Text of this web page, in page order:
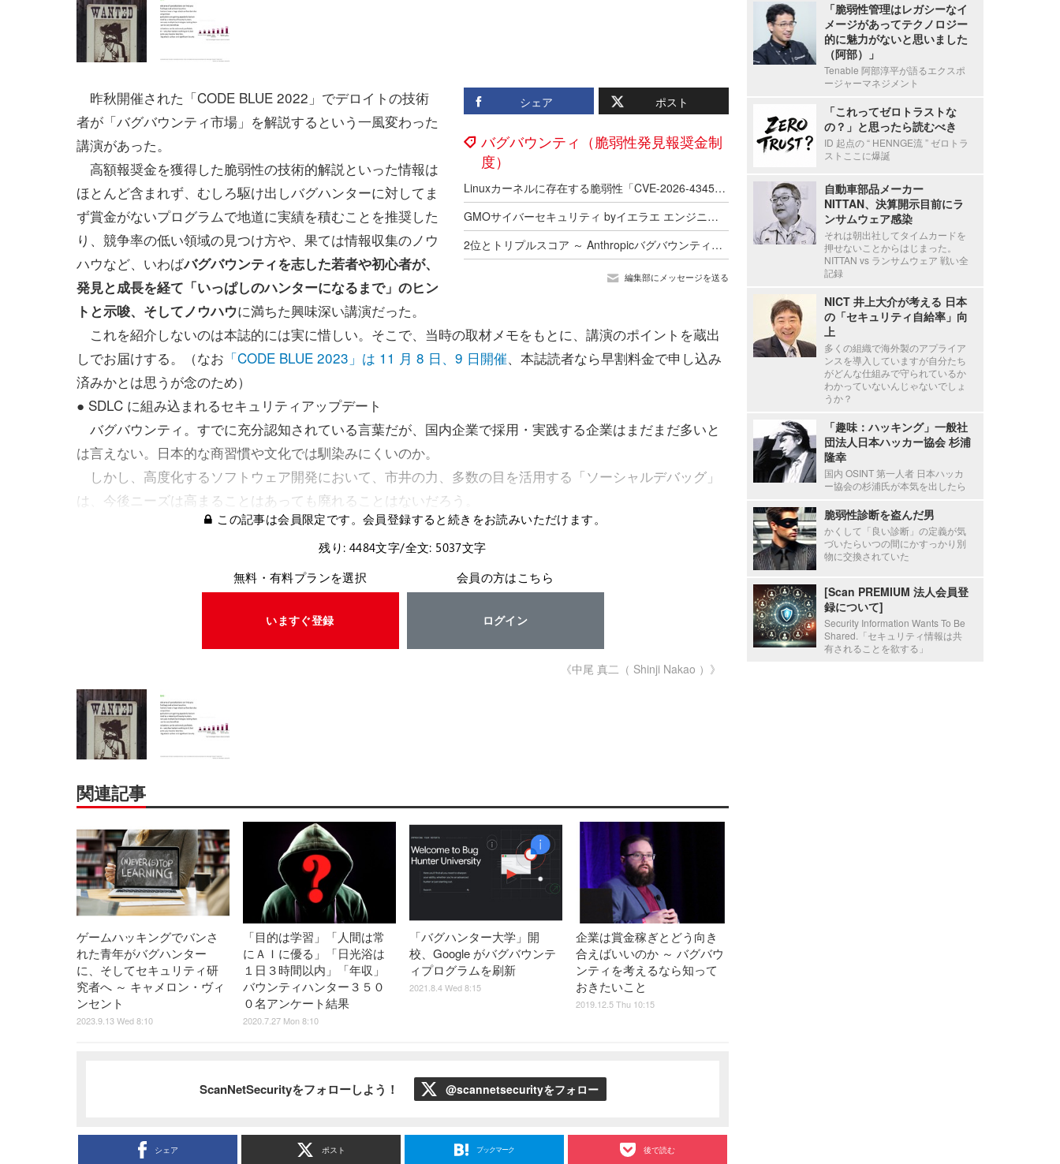
シェア ポスト
バグバウンティ（脆弱性発見報奨金制
度）
Linuxカーネルに存在する脆弱性「CVE-2026-43456」をGMOイエラエが発見
GMOサイバーセキュリティ byイエラエ エンジニアの井上大誠氏が「Meta Bug Bounty Researcher Conference 2026」で世界 3 位獲得
2位とトリプルスコア ～ AnthropicバグバウンティプログラムでGMO Flatt SecurityのRyotaK氏が1位を記録
編集部にメッセージを送る
昨秋開催された「CODE BLUE 2022」でデロイトの技術
者が「バグバウンティ市場」を解説するという一風変わった
講演があった。
高額報奨金を獲得した脆弱性の技術的解説といった情報は
ほとんど含まれず、むしろ駆け出しバグハンターに対してま
ず賞金がないプログラムで地道に実績を積むことを推奨した
り、競争率の低い領域の見つけ方や、果ては情報収集のノウ
ハウなど、いわばバグバウンティを志した若者や初心者が、
発見と成長を経て「いっぱしのハンターになるまで」のヒン
トと示唆、そしてノウハウに満ちた興味深い講演だった。
これを紹介しないのは本誌的には実に惜しい。そこで、当時の取材メモをもとに、講演のポイントを蔵出
しでお届けする。（なお 「CODE BLUE 2023」は 11 月 8 日、9 日開催、本誌読者なら早割料金で申し込み
済みかとは思うが念のため）
● SDLC に組み込まれるセキュリティアップデート
バグバウンティ。すでに充分認知されている言葉だが、国内企業で採用・実践する企業はまだまだ多いと
は言えない。日本的な商習慣や文化では馴染みにくいのか。
しかし、高度化するソフトウェア開発において、市井の力、多数の目を活用する「ソーシャルデバッグ」
は、今後ニーズは高まることはあっても廃れることはないだろう。
この記事は会員限定です。会員登録すると続きをお読みいただけます。
残り: 4484文字/全文: 5037文字
無料・有料プランを選択
いますぐ登録
会員の方はこちら
ログイン
《中尾 真二（ Shinji Nakao ）》
関連記事
ゲームハッキングでバンさ
れた青年がバグハンター
に、そしてセキュリティ研
究者へ ～ キャメロン・ヴィ
ンセント
2023.9.13 Wed 8:10
「目的は学習」「人間は常
にＡＩに優る」「日光浴は
１日３時間以内」「年収」
バウンティハンター３５０
０名アンケート結果
2020.7.27 Mon 8:10
「バグハンター大学」開
校、Google がバグバウンテ
ィプログラムを刷新
2021.8.4 Wed 8:15
企業は賞金稼ぎとどう向き
合えばいいのか ～ バグバウ
ンティを考えるなら知って
おきたいこと
2019.12.5 Thu 10:15
ScanNetSecurityをフォローしよう！ @scannetsecurityをフォロー
シェア ポスト ブックマーク 後で読む
「脆弱性管理はレガシーなイ
メージがあってテクノロジー
的に魅力がないと思いました
（阿部）」
Tenable 阿部淳平が語るエクスポ
ージャーマネジメント
「これってゼロトラストな
の？」と思ったら読むべき
ID 起点の “ HENNGE流 ” ゼロトラ
ストここに爆誕
自動車部品メーカー
NITTAN、決算開示目前にラ
ンサムウェア感染
それは朝出社してタイムカードを
押せないことからはじまった。
NITTAN vs ランサムウェア 戦い全
記録
NICT 井上大介が考える 日本
の「セキュリティ自給率」向
上
多くの組織で海外製のアプライア
ンスを導入していますが自分たち
がどんな仕組みで守られているか
わかっていないんじゃないでしょ
うか？
「趣味：ハッキング」一般社
団法人日本ハッカー協会 杉浦
隆幸
国内 OSINT 第一人者 日本ハッカ
ー協会の杉浦氏が本気を出したら
脆弱性診断を盗んだ男
かくして「良い診断」の定義が気
づいたらいつの間にかすっかり別
物に交換されていた
[Scan PREMIUM 法人会員登
録について]
Security Information Wants To Be
Shared.「セキュリティ情報は共
有されることを欲する」